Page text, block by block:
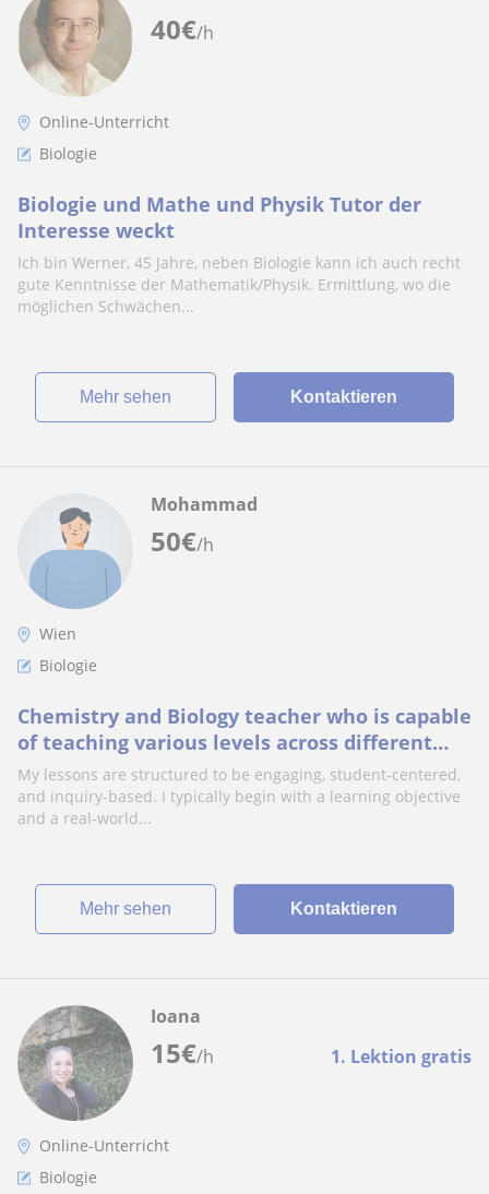
40€/h
Online-Unterricht
Biologie
Biologie und Mathe und Physik Tutor der
Interesse weckt
Ich bin Werner, 45 Jahre, neben Biologie kann ich auch recht
gute Kenntnisse der Mathematik/Physik. Ermittlung, wo die
möglichen Schwächen...
Mehr sehen Kontaktieren
50€/h
Mohammad
Wien
Biologie
Chemistry and Biology teacher who is capable
of teaching various levels across different
curricula
My lessons are structured to be engaging, student-centered,
and inquiry-based. I typically begin with a learning objective
and a real-world...
Mehr sehen Kontaktieren
15€/h 1. Lektion gratis
Ioana
Online-Unterricht
Biologie